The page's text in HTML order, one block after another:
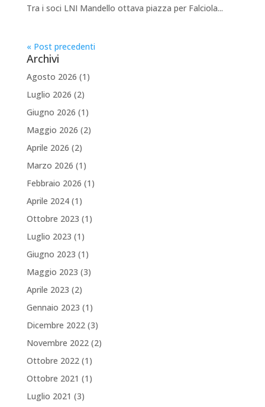
Tra i soci LNI Mandello ottava piazza per Falciola...
« Post precedenti
Archivi
Agosto 2026 (1)
Luglio 2026 (2)
Giugno 2026 (1)
Maggio 2026 (2)
Aprile 2026 (2)
Marzo 2026 (1)
Febbraio 2026 (1)
Aprile 2024(1)
Ottobre 2023 (1)
Luglio 2023 (1)
Giugno 2023 (1)
Maggio 2023 (3)
Aprile 2023 (2)
Gennaio 2023 (1)
Dicembre 2022(3)
Novembre 2022(2)
Ottobre 2022(1)
Ottobre 2021 (1)
Luglio 2021 (3)